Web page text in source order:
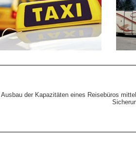
Ausbau der Kapazitäten eines Reisebüros